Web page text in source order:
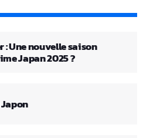
: Une nouvelle saison
Japan 2025 ?